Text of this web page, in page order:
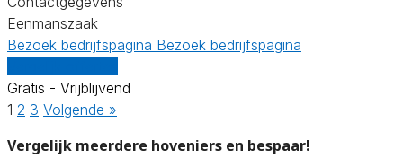
Eenmanszaak
Bezoek bedrijfspagina Bezoek bedrijfspagina
Gratis - Vrijblijvend
1 2 3 Volgende »
Vergelijk meerdere hoveniers en bespaar!